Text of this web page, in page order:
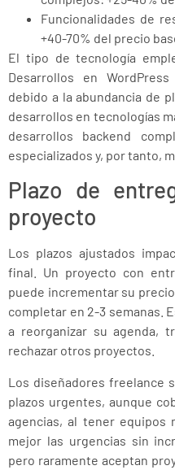
Funcionalidades de
+40-70% del precio
El tipo de tecnología
Desarrollos en
debido a la abundancia de
desarrollos en tecnologías
desarrollos backend
especializados y, por tanto,
Plazo de
proyecto
Los plazos ajustados
final. Un proyecto con
puede incrementar su
completar en 2-3 semanas.
a reorganizar su agenda,
rechazar otros proyectos.
Los diseñadores freelance
plazos urgentes, aunque
agencias, al tener equipos
mejor las urgencias sin
pero raramente aceptan